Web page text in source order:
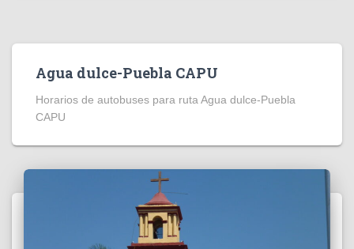
Agua dulce-Puebla CAPU
Horarios de autobuses para ruta Agua dulce-Puebla
CAPU